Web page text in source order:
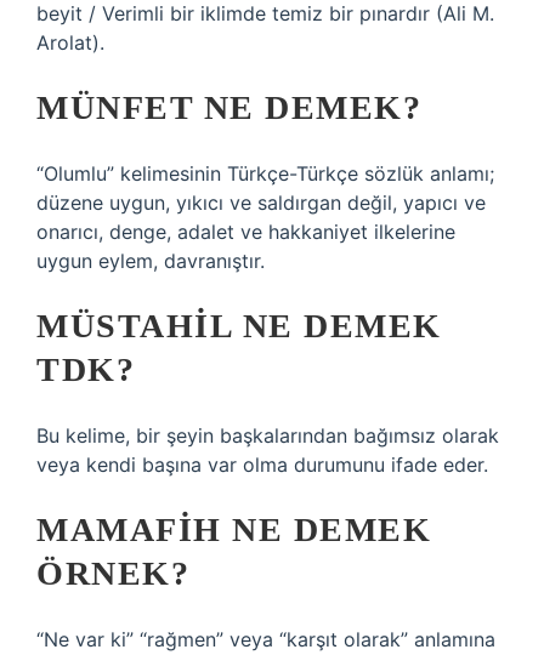
beyit / Verimli bir iklimde temiz bir pınardır (Ali M.
Arolat).
MÜNFET NE DEMEK?
“Olumlu” kelimesinin Türkçe-Türkçe sözlük anlamı;
düzene uygun, yıkıcı ve saldırgan değil, yapıcı ve
onarıcı, denge, adalet ve hakkaniyet ilkelerine
uygun eylem, davranıştır.
MÜSTAHIL NE DEMEK
TDK?
Bu kelime, bir şeyin başkalarından bağımsız olarak
veya kendi başına var olma durumunu ifade eder.
MAMAFIH NE DEMEK
ÖRNEK?
“Ne var ki” “rağmen” veya “karşıt olarak” anlamına